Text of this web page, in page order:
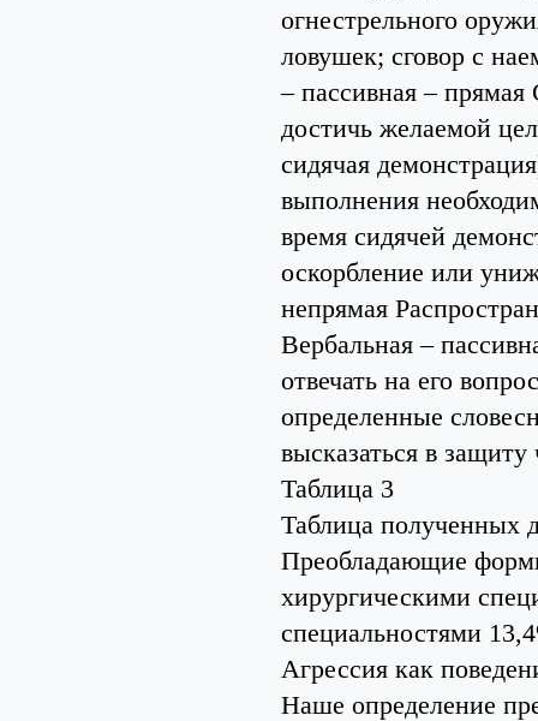
огнестрельного
ловушек; сговор с
– пассивная – прямая
достичь желаемой
сидячая
выполнения
время сидячей
оскорбление или
непрямая
Вербальная –
отвечать на его
определенные
высказаться в
Таблица 3
Таблица полученных
Преобладающие
хирургическими
специальностями
Агрессия как
Наше определение